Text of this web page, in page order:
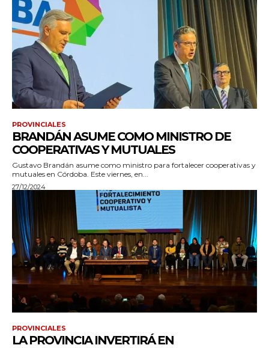
PROVINCIALES
BRANDÁN ASUME COMO MINISTRO DE
COOPERATIVAS Y MUTUALES
Gustavo Brandán asume como ministro para fortalecer cooperativas y
mutuales en Córdoba. Este viernes, en...
27/12/2024
PROVINCIALES
LA PROVINCIA INVERTIRÁ EN